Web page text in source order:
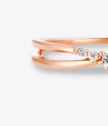
ブランド
カテゴリー